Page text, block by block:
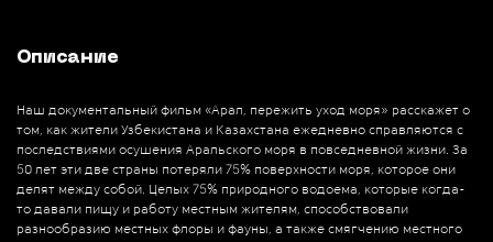
Описание
Наш документальный фильм «Арал, пережить уход моря» расскажет о
том, как жители Узбекистана и Казахстана ежедневно справляются с
последствиями осушения Аральского моря в повседневной жизни. За
50 лет эти две страны потеряли 75% поверхности моря, которое они
делят между собой. Целых 75% природного водоема, которые когда-
то давали пищу и работу местным жителям, способствовали
разнообразию местных флоры и фауны, а также смягчению местного